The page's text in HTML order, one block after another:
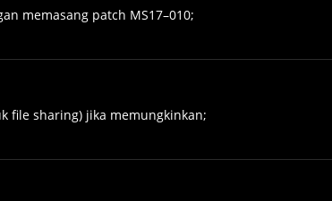
memasang patch MS17–010;
file sharing) jika memungkinkan;